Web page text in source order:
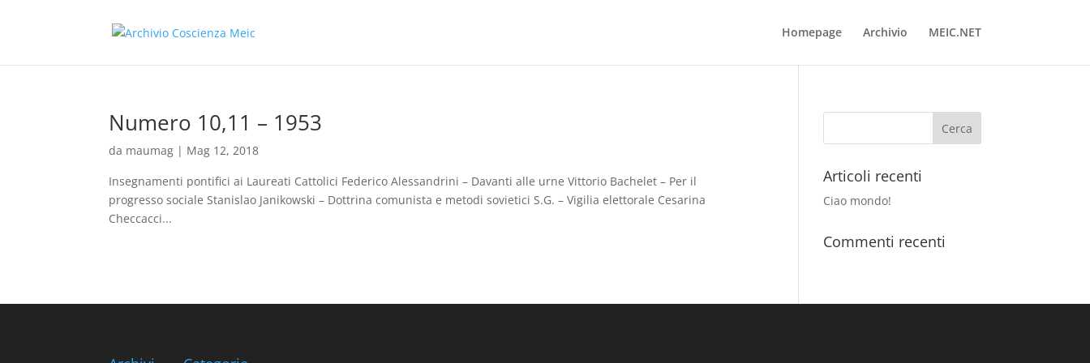
Homepage Archivio MEIC.NET
Numero 10,11 – 1953
da maumag | Mag 12, 2018
Insegnamenti pontifici ai Laureati Cattolici Federico Alessandrini – Davanti alle urne Vittorio Bachelet – Per il
progresso sociale Stanislao Janikowski – Dottrina comunista e metodi sovietici S.G. – Vigilia elettorale Cesarina
Checcacci...
Articoli recenti
Ciao mondo!
Commenti recenti